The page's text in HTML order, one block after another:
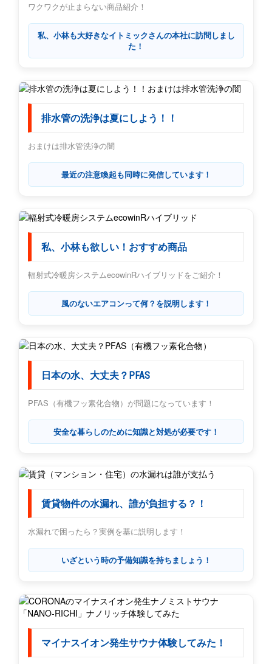
ワクワクが止まらない商品紹介！
私、小林も大好きなイトミックさんの本社に訪問しまし
た！
排水管の洗浄は夏にしよう！！
おまけは排水管洗浄の闇
最近の注意喚起も同時に発信しています！
私、小林も欲しい！おすすめ商品
輻射式冷暖房システムecowinRハイブリッドをご紹介！
風のないエアコンって何？を説明します！
日本の水、大丈夫？PFAS
PFAS（有機フッ素化合物）が問題になっています！
安全な暮らしのために知識と対処が必要です！
賃貸物件の水漏れ、誰が負担する？！
水漏れで困ったら？実例を基に説明します！
いざという時の予備知識を持ちましょう！
マイナスイオン発生サウナ体験してみた！